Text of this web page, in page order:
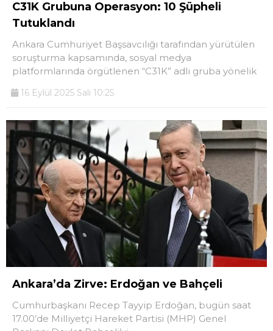
C31K Grubuna Operasyon: 10 Şüpheli
Tutuklandı
Ankara Cumhuriyet Başsavcılığı tarafından yürütülen
soruşturma kapsamında, sosyal medya
platformlarında örgütlenen “C31K” adlı gruba yönelik
16 Eylül 2025 Salı 10:25
Ankara’da Zirve: Erdoğan ve Bahçeli
Cumhurbaşkanı Recep Tayyip Erdoğan, bugün saat
17.00’de Milliyetçi Hareket Partisi (MHP) Genel